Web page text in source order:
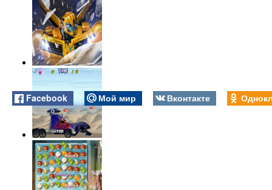
Facebook Мой мир Вконтакте